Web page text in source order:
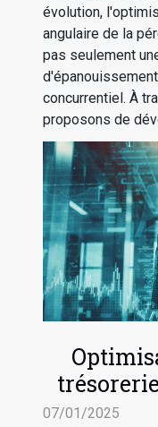
évolution,
angulaire de la
pas seulement
concurrentiel. À
proposons de
07/01/2025